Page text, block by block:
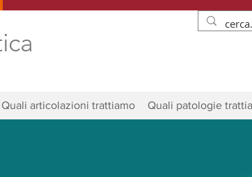
Quali articolazioni trattiamo Quali patologie